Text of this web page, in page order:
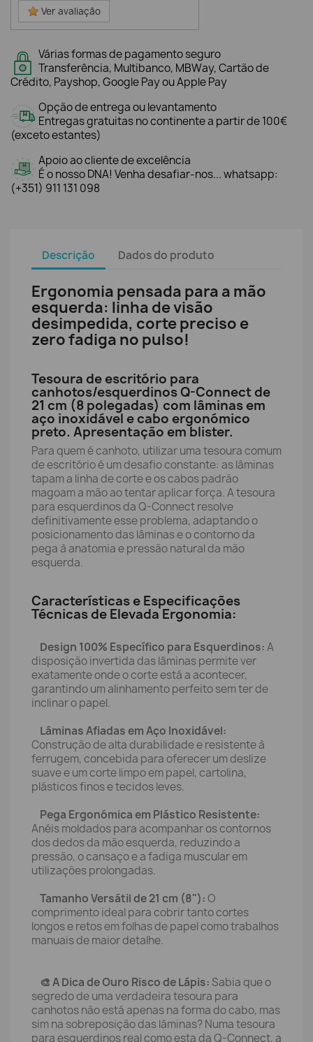
Ver avaliação
Várias formas de pagamento seguro
Transferência, Multibanco, MBWay, Cartão de
Crédito, Payshop, Google Pay ou Apple Pay
Opção de entrega ou levantamento
Entregas gratuitas no continente a partir de 100€
(exceto estantes)
Apoio ao cliente de excelência
É o nosso DNA! Venha desafiar-nos... whatsapp:
(+351) 911 131 098
Descrição Dados do produto
Ergonomia pensada para a mão
esquerda: linha de visão
desimpedida, corte preciso e
zero fadiga no pulso!
Tesoura de escritório para
canhotos/esquerdinos Q-Connect de
21 cm (8 polegadas) com lâminas em
aço inoxidável e cabo ergonómico
preto. Apresentação em blister.
Para quem é canhoto, utilizar uma tesoura comum
de escritório é um desafio constante: as lâminas
tapam a linha de corte e os cabos padrão
magoam a mão ao tentar aplicar força. A tesoura
para esquerdinos da Q-Connect resolve
definitivamente esse problema, adaptando o
posicionamento das lâminas e o contorno da
pega à anatomia e pressão natural da mão
esquerda.
Características e Especificações
Técnicas de Elevada Ergonomia:
Design 100% Específico para Esquerdinos:A
disposição invertida das lâminas permite ver
exatamente onde o corte está a acontecer,
garantindo um alinhamento perfeito sem ter de
inclinar o papel.
Lâminas Afiadas em Aço Inoxidável:
Construção de alta durabilidade e resistente à
ferrugem, concebida para oferecer um deslize
suave e um corte limpo em papel, cartolina,
plásticos finos e tecidos leves.
Pega Ergonómica em Plástico Resistente:
Anéis moldados para acompanhar os contornos
dos dedos da mão esquerda, reduzindo a
pressão, o cansaço e a fadiga muscular em
utilizações prolongadas.
Tamanho Versátil de 21 cm (8"):O
comprimento ideal para cobrir tanto cortes
longos e retos em folhas de papel como trabalhos
manuais de maior detalhe.
🎨 A Dica de Ouro Risco de Lápis: Sabia que o
segredo de uma verdadeira tesoura para
canhotos não está apenas na forma do cabo, mas
sim na sobreposição das lâminas? Numa tesoura
para esquerdinos real como esta da Q-Connect, a